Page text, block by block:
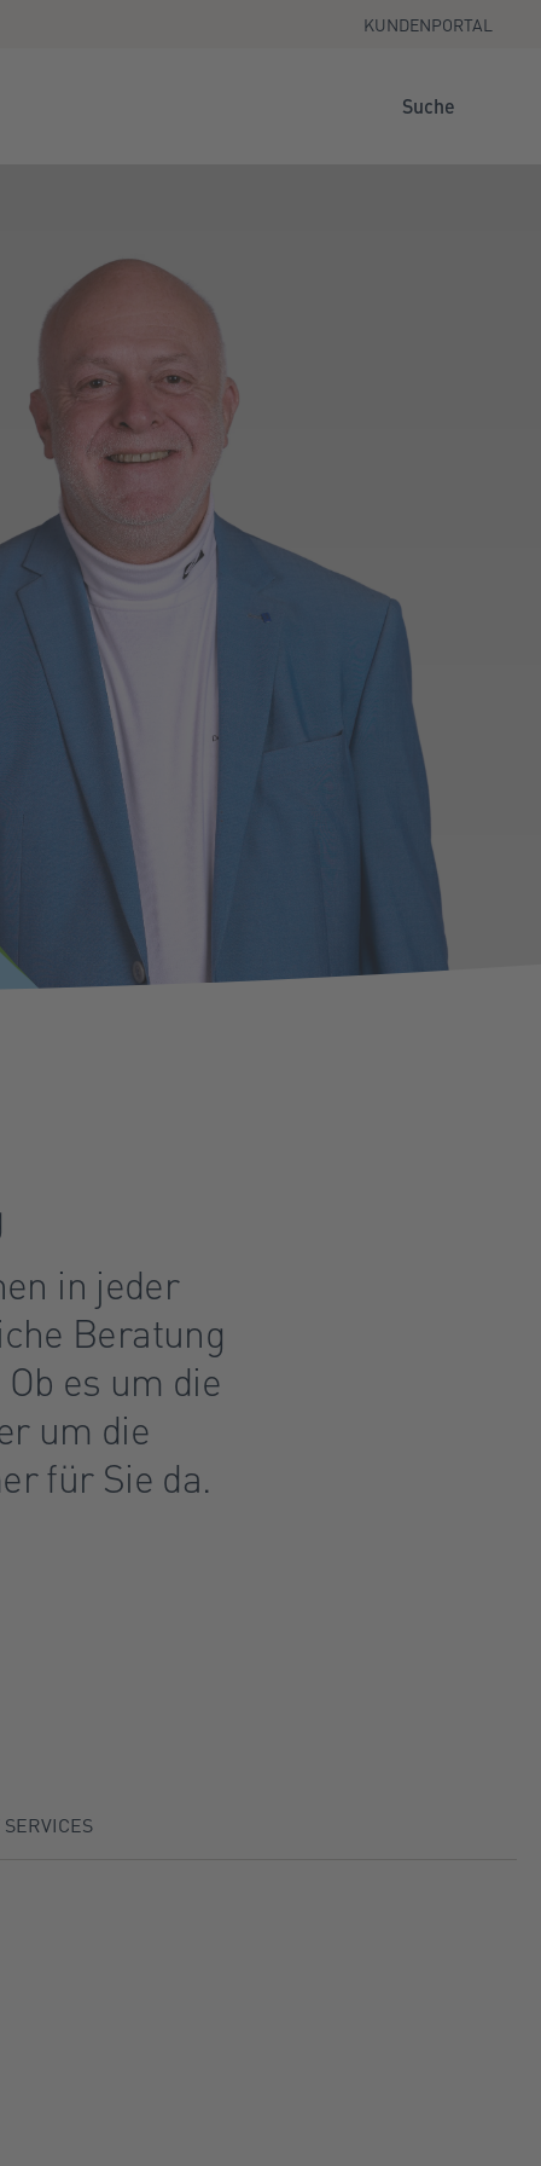
KUNDENPORTAL
Suche
in jeder
Beratung
es um die
um die
für Sie da.
SERVICES